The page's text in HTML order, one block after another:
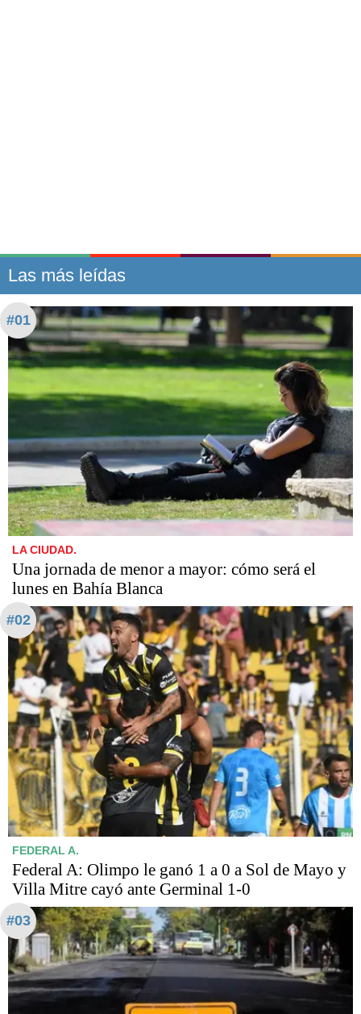
Las más leídas
#01
LA CIUDAD.
Una jornada de menor a mayor: cómo será el
lunes en Bahía Blanca
#02
FEDERAL A.
Federal A: Olimpo le ganó 1 a 0 a Sol de Mayo y
Villa Mitre cayó ante Germinal 1-0
#03